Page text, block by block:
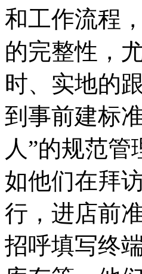
和工作流程
的完整性，
时、实地的
到事前建标
人”的规范
如他们在拜
行，进店前
招呼填写终